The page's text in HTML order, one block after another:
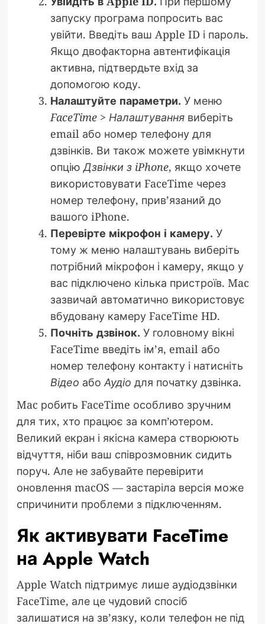
запуску програма попросить вас
увійти. Введіть ваш Apple ID і пароль.
Якщо двофакторна автентифікація
активна, підтвердьте вхід за
допомогою коду.
Налаштуйте параметри. У меню
FaceTime > Налаштуваннявиберіть
email або номер телефону для
дзвінків. Ви також можете увімкнути
опціюДзвінки з iPhone, якщо хочете
використовувати FaceTime через
номер телефону, прив’язаний до
вашого iPhone.
Перевірте мікрофон і камеру. У
тому ж меню налаштувань виберіть
потрібний мікрофон і камеру, якщо у
вас підключено кілька пристроїв. Mac
зазвичай автоматично використовує
вбудовану камеру FaceTime HD.
Почніть дзвінок. У головному вікні
FaceTime введіть ім’я, email або
номер телефону контакту і натисніть
Відео або Аудіо для початку дзвінка.
Mac робить FaceTime особливо зручним
для тих, хто працює за комп’ютером.
Великий екран і якісна камера створюють
відчуття, ніби ваш співрозмовник сидить
поруч. Але не забувайте перевірити
оновлення macOS — застаріла версія може
спричинити проблеми з підключенням.
Як активувати FaceTime
на Apple Watch
Apple Watch підтримує лише аудіодзвінки
FaceTime, але це чудовий спосіб
залишатися на зв’язку, коли телефон не під